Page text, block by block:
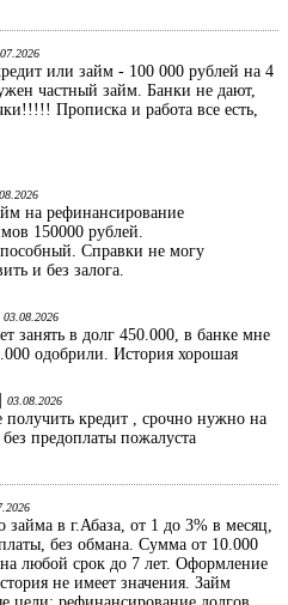
или займ - 100 000 рублей на 4
частный займ. Банки не дают,
Прописка и работа все есть,
на рефинансирование
150000 рублей.
Справки не могу
и без залога.
03.08.2026
занять в долг 450.000, в банке мне
одобрили. История хорошая
03.08.2026
получить кредит , срочно нужно на
предоплаты пожалуста
займа в г.Абаза, от 1 до 3% в месяц,
без обмана. Сумма от 10.000
любой срок до 7 лет. Оформление
не имеет значения. Займ